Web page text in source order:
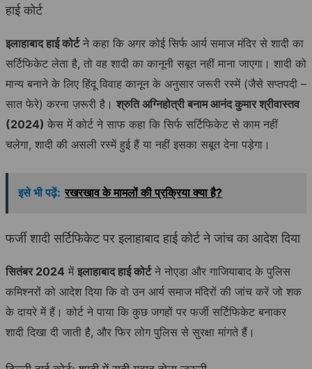
हाई कोर्ट
इलाहाबाद हाई कोर्टने कहा कि अगर कोई सिर्फ आर्य समाज मंदिर से शादी का
सर्टिफिकेट लेता है, तो वह शादी का कानूनी सबूत नहीं माना जाएगा। शादी को
मान्य बनाने के लिए हिंदू विवाह कानून के अनुसार जरूरी रस्में (जैसे सप्तपदी –
सात फेरे) करना ज़रूरी है। श्रुति अग्निहोत्री बनाम आनंद कुमार श्रीवास्तव
(2024) केस में कोर्ट ने साफ कहा कि सिर्फ सर्टिफिकेट से काम नहीं
चलेगा, शादी की असली रस्में हुई हैं या नहीं इसका सबूत देना पड़ेगा।
इसे भी पढ़ें: रखरखाव के मामलों की प्रक्रिया क्या है?
फर्जी शादी सर्टिफिकेट पर इलाहाबाद हाई कोर्ट ने जांच का आदेश दिया
सितंबर 2024 में इलाहाबाद हाई कोर्टने नोएडा और गाजियाबाद के पुलिस
कमिश्नरों को आदेश दिया कि वो उन आर्य समाज मंदिरों की जांच करें जो शक
के दायरे में हैं। कोर्ट ने पाया कि कुछ जगहों पर फर्जी सर्टिफिकेट बनाकर
शादी दिखा दी जाती है, और फिर लोग पुलिस से सुरक्षा मांगते हैं।